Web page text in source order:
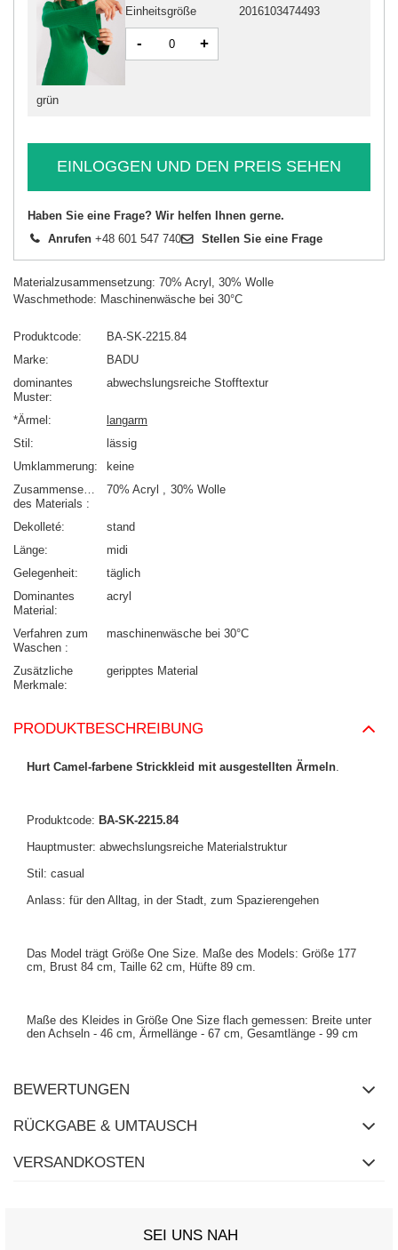
grün
Einheitsgröße 2016103474493
- +
EINLOGGEN UND DEN PREIS SEHEN
Haben Sie eine Frage? Wir helfen Ihnen gerne.
Anrufen +48 601 547 740 Stellen Sie eine Frage
Materialzusammensetzung: 70% Acryl, 30% Wolle
Waschmethode: Maschinenwäsche bei 30°C
Produktcode
BA-SK-2215.84
Marke
BADU
dominantes
Muster
abwechslungsreiche Stofftextur
*Ärmel
langarm
Stil
lässig
Umklammerung
keine
Zusammensetzung
des Materials
70% Acryl 30% Wolle
Dekolleté
stand
Länge
midi
Gelegenheit
täglich
Dominantes
Material
acryl
Verfahren zum
Waschen
maschinenwäsche bei 30°C
Zusätzliche
Merkmale
geripptes Material
PRODUKTBESCHREIBUNG
Hurt Camel-farbene Strickkleid mit ausgestellten Ärmeln
Produktcode: BA-SK-2215.84
Hauptmuster: abwechslungsreiche Materialstruktur
Stil: casual
Anlass: für den Alltag, in der Stadt, zum Spazierengehen
Das Model trägt Größe One Size. Maße des Models: Größe 177
cm, Brust 84 cm, Taille 62 cm, Hüfte 89 cm.
Maße des Kleides in Größe One Size flach gemessen: Breite unter
den Achseln - 46 cm, Ärmellänge - 67 cm, Gesamtlänge - 99 cm
BEWERTUNGEN
RÜCKGABE & UMTAUSCH
VERSANDKOSTEN
SEI UNS NAH